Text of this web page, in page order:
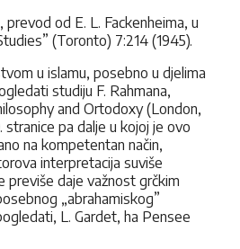
prevod od E. L. Fackenheima, u
(Toronto) 7:214 (1945).
u islamu, posebno u djelima
studiju F. Rahmana,
and Ortodoxy (London,
stranice pa dalje u kojoj je ovo
na kompetentan način,
interpretacija suviše
previše daje važnost grčkim
„abrahamiskog”
L. Gardet, ha Pensee